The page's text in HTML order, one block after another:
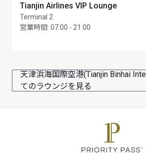
Tianjin Airlines VIP Lounge
Terminal 2
営業時間: 07:00 - 21:00
天津浜海国際空港(Tianjin Binhai
てのラウンジを見る